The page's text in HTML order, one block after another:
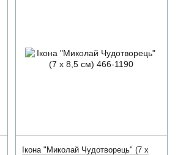
Ікона "Миколай Чудотворець" (7 x